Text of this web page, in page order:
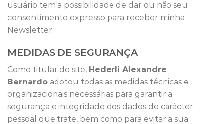
usuário tem a possibilidade de dar ou não seu
consentimento expresso para receber minha
Newsletter.
MEDIDAS DE SEGURANÇA
Como titular do site, Hederli Alexandre
Bernardo adotou todas as medidas técnicas e
organizacionais necessárias para garantir a
segurança e integridade dos dados de carácter
pessoal que trate, bem como para evitar a sua